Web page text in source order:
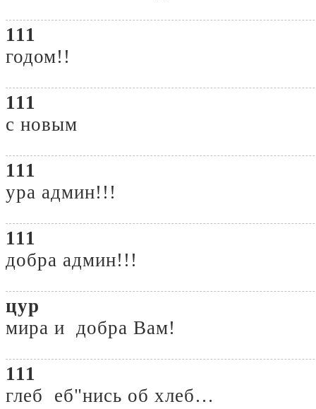
111
годом!!
111
с новым
111
ура админ!!!
111
добра админ!!!
цур
мира и добра Вам!
111
глеб еб"нись об хлеб…